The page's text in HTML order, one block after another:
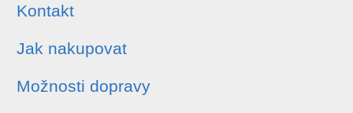
Kontakt
Jak nakupovat
Možnosti dopravy